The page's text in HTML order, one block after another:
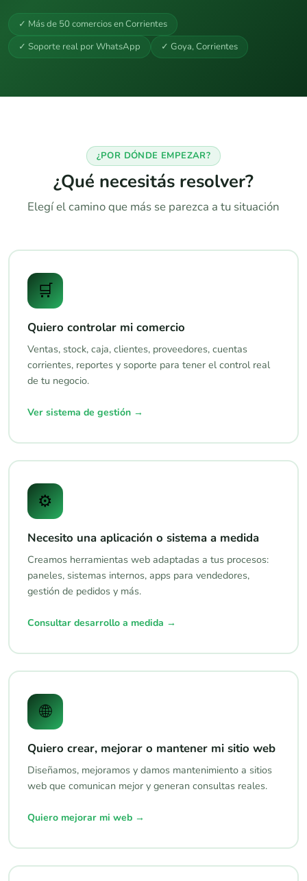
✓ Más de 50 comercios en Corrientes
✓ Soporte real por WhatsApp
✓ Goya, Corrientes
¿POR DÓNDE EMPEZAR?
¿Qué necesitás resolver?
Elegí el camino que más se parezca a tu situación
🛒
Quiero controlar mi comercio
Ventas, stock, caja, clientes, proveedores, cuentas
corrientes, reportes y soporte para tener el control real
de tu negocio.
Ver sistema de gestión →
⚙️
Necesito una aplicación o sistema a medida
Creamos herramientas web adaptadas a tus procesos:
paneles, sistemas internos, apps para vendedores,
gestión de pedidos y más.
Consultar desarrollo a medida →
🌐
Quiero crear, mejorar o mantener mi sitio web
Diseñamos, mejoramos y damos mantenimiento a sitios
web que comunican mejor y generan consultas reales.
Quiero mejorar mi web →